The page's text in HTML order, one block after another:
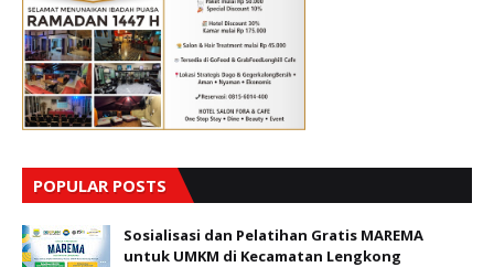
POPULAR POSTS
Sosialisasi dan Pelatihan Gratis MAREMA
untuk UMKM di Kecamatan Lengkong